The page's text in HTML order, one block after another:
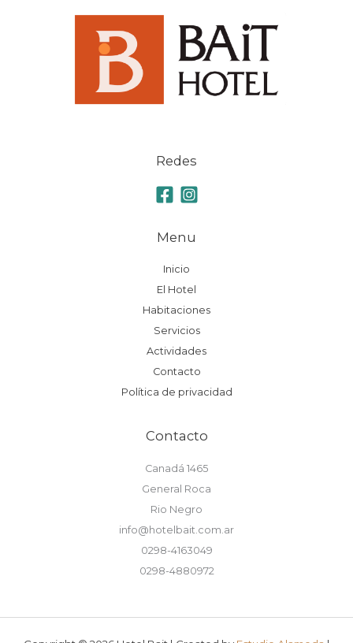
Redes
Menu
Inicio
El Hotel
Habitaciones
Servicios
Actividades
Contacto
Política de privacidad
Contacto
Canadá 1465
General Roca
Rio Negro
info@hotelbait.com.ar
0298-4163049
0298-4880972